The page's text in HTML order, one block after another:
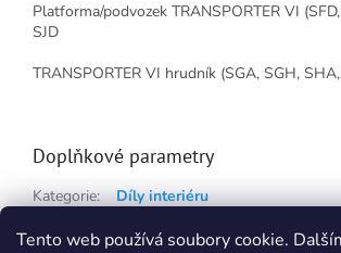
Tento web používá soubory cookie.
Platforma/podvozek TRANSPORTER VI
SJD
TRANSPORTER VI hrudník (SGA, SGH,
Doplňkové parametry
Kategorie:
Díly interiéru